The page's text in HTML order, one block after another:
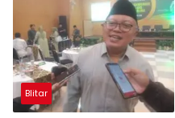
Blitar